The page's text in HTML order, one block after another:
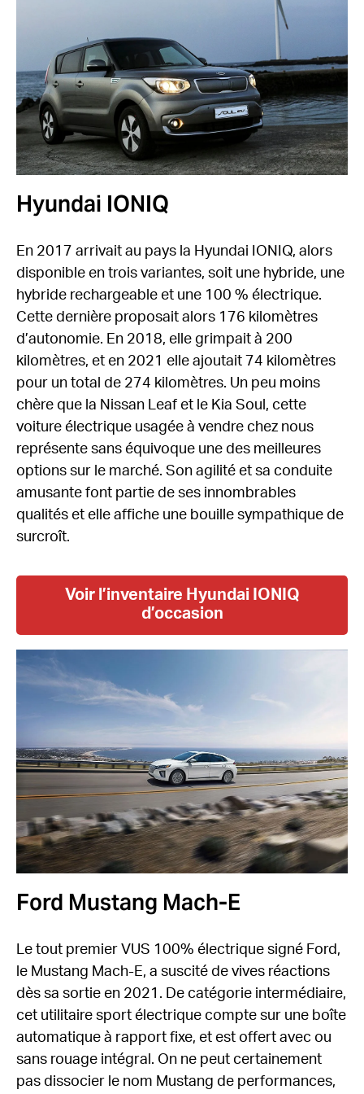
Hyundai IONIQ
En 2017 arrivait au pays la Hyundai IONIQ, alors
disponible en trois variantes, soit une hybride, une
hybride rechargeable et une 100 % électrique.
Cette dernière proposait alors 176 kilomètres
d’autonomie. En 2018, elle grimpait à 200
kilomètres, et en 2021 elle ajoutait 74 kilomètres
pour un total de 274 kilomètres. Un peu moins
chère que la Nissan Leaf et le Kia Soul, cette
voiture électrique usagée à vendre chez nous
représente sans équivoque une des meilleures
options sur le marché. Son agilité et sa conduite
amusante font partie de ses innombrables
qualités et elle affiche une bouille sympathique de
surcroît.
Voir l’inventaire Hyundai IONIQ
d’occasion
Ford Mustang Mach-E
Le tout premier VUS 100% électrique signé Ford,
le Mustang Mach-E, a suscité de vives réactions
dès sa sortie en 2021. De catégorie intermédiaire,
cet utilitaire sport électrique compte sur une boîte
automatique à rapport fixe, et est offert avec ou
sans rouage intégral. On ne peut certainement
pas dissocier le nom Mustang de performances,